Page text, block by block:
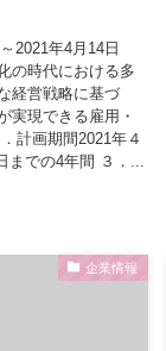
2021年4月14日
の時代における多
経営戦略に基づ
実現できる雇用・
計画期間2021年４
までの4年間 ３．...
企業情報